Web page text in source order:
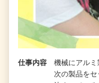
仕事内容
機械にアル
次の製品を